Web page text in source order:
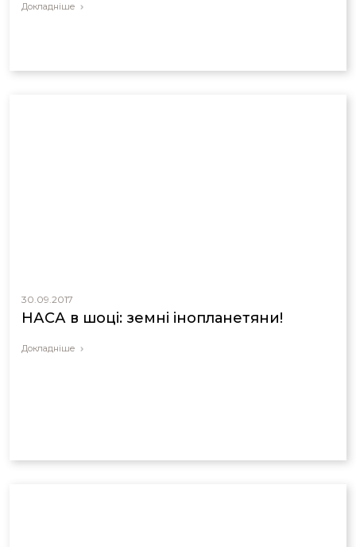
Докладніше
30.09.2017
НАСА в шоці: земні інопланетяни!
Докладніше